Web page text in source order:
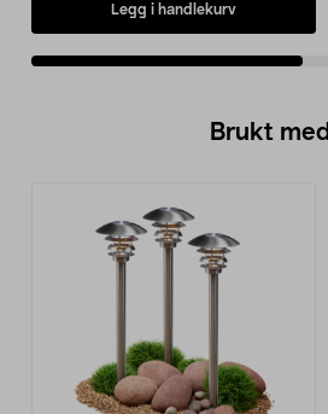
Legg i handlekurv
Brukt med